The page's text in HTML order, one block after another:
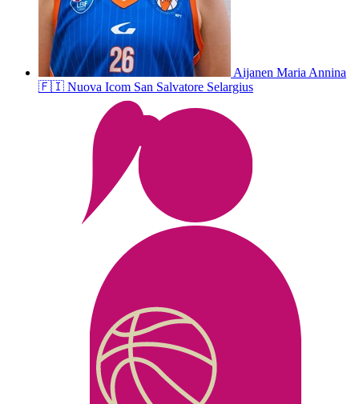
Aijanen Maria Annina
🇫🇮 Nuova Icom San Salvatore Selargius